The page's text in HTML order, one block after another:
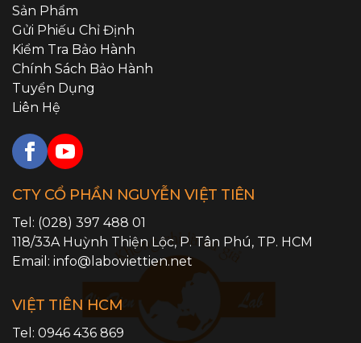
CTY CỔ PHẦN NGUYỄN VIỆT TIÊN
Tel: (028) 397 488 01
118/33A Huỳnh Thiện Lộc, P. Tân Phú, TP. HCM
Email: info@laboviettien.net
VIỆT TIÊN HCM
Tel: 0946 436 869
Sản Phẩm
Gửi Phiếu Chỉ Định
Kiểm Tra Bảo Hành
Chính Sách Bảo Hành
Tuyển Dụng
Liên Hệ